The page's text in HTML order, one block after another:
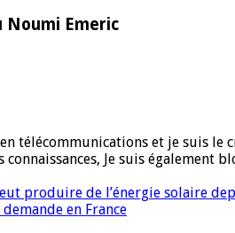
Noumi Emeric
télécommunications et je suis le
Je suis également
produire de l’énergie solaire
en France